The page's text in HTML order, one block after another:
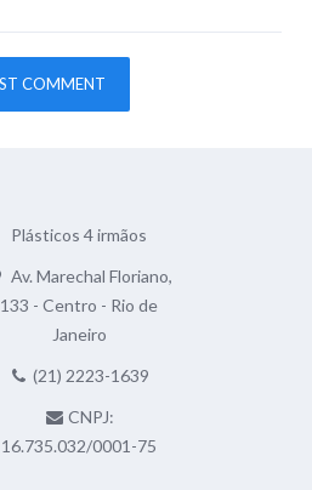
Plásticos 4 irmãos
Av. Marechal Floriano,
133 - Centro - Rio de
Janeiro
(21) 2223-1639
CNPJ:
16.735.032/0001-75